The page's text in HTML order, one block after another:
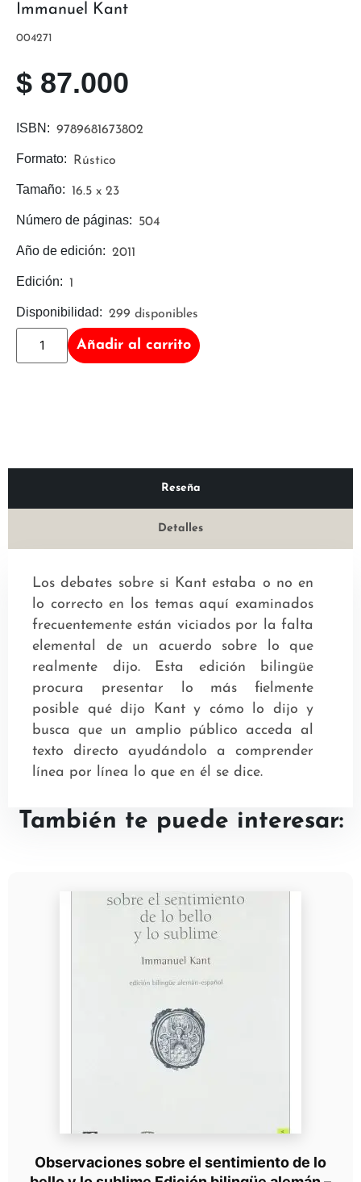
Añadir al carrito
Disponibilidad: 299 disponibles
Edición: 1
Año de edición: 2011
Número de páginas: 504
Tamaño: 16.5 x 23
Formato: Rústico
ISBN: 9789681673802
$ 87.000
004271
Immanuel Kant
Reseña
Detalles
Los debates sobre si Kant estaba o no en
lo correcto en los temas aquí examinados
frecuentemente están viciados por la falta
elemental de un acuerdo sobre lo que
realmente dijo. Esta edición bilingüe
procura presentar lo más fielmente
posible qué dijo Kant y cómo lo dijo y
busca que un amplio público acceda al
texto directo ayudándolo a comprender
línea por línea lo que en él se dice.
También te puede interesar:
Observaciones sobre el sentimiento de lo